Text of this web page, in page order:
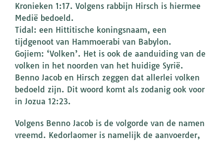
Kronieken 1:17. Volgens rabbijn Hirsch is hiermee
Medië bedoeld.
Tidal: een Hittitische koningsnaam, een
tijdgenoot van Hammoerabi van Babylon.
Gojiem: ‘Volken’. Het is ook de aanduiding van de
volken in het noorden van het huidige Syrië.
Benno Jacob en Hirsch zeggen dat allerlei volken
bedoeld zijn. Dit woord komt als zodanig ook voor
in Jozua 12:23.
Volgens Benno Jacob is de volgorde van de namen
vreemd. Kedorlaomer is namelijk de aanvoerder,